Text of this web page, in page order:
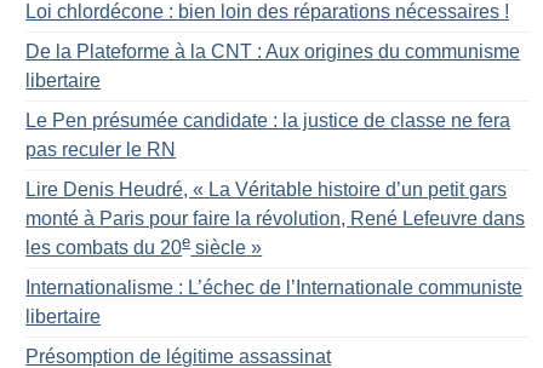
Loi chlordécone : bien loin des réparations nécessaires !
De la Plateforme à la CNT : Aux origines du communisme
libertaire
Le Pen présumée candidate : la justice de classe ne fera
pas reculer le RN
Lire Denis Heudré, « La Véritable histoire d’un petit gars
monté à Paris pour faire la révolution, René Lefeuvre dans
les combats du 20esiècle »
Internationalisme : L’échec de l’Internationale communiste
libertaire
Présomption de légitime assassinat